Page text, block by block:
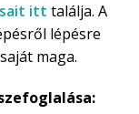
itt találja. A
lépésre
maga.